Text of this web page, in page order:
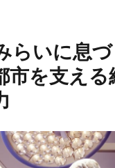
ー
らいに息
市を支え